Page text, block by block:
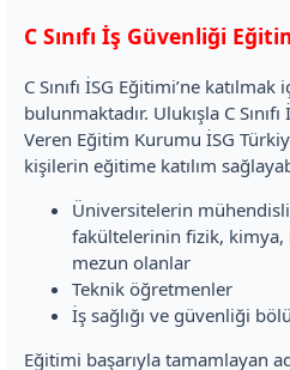
C Sınıfı İş Güvenliği
C Sınıfı İSG Eğitimi’ne
bulunmaktadır. Ulukışla C
Veren Eğitim Kurumu İSG
kişilerin eğitime katılım
Üniversitelerin
fakültelerinin fizik,
mezun olanlar
Teknik öğretmenler
İş sağlığı ve güvenliği
Eğitimi başarıyla tamamlayan